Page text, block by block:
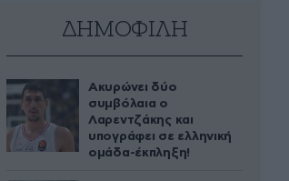
ΔΗΜΟΦΙΛΗ
Ακυρώνει δύο
συμβόλαια ο
Λαρεντζάκης και
υπογράφει σε ελληνική
ομάδα-έκπληξη!